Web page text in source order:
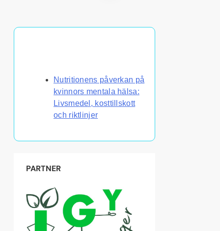
Nutritionens påverkan på
kvinnors mentala hälsa:
Livsmedel, kosttillskott
och riktlinjer
PARTNER